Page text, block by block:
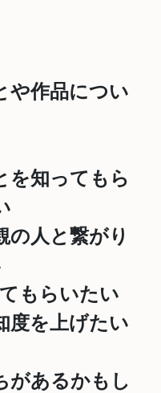
や作品につい
を知ってもら
の人と繋がり
もらいたい
度を上げたい
があるかもし